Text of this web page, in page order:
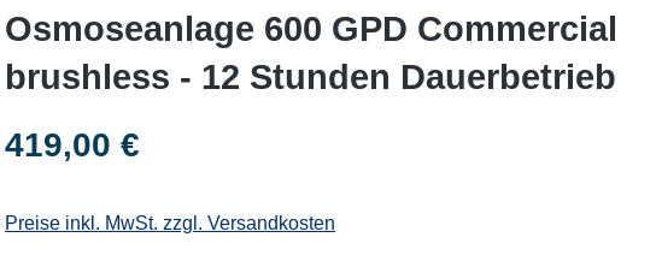
Osmoseanlage 600 GPD Commercial
brushless - 12 Stunden Dauerbetrieb
Regulärer Preis:
419,00 €
Preise inkl. MwSt. zzgl. Versandkosten